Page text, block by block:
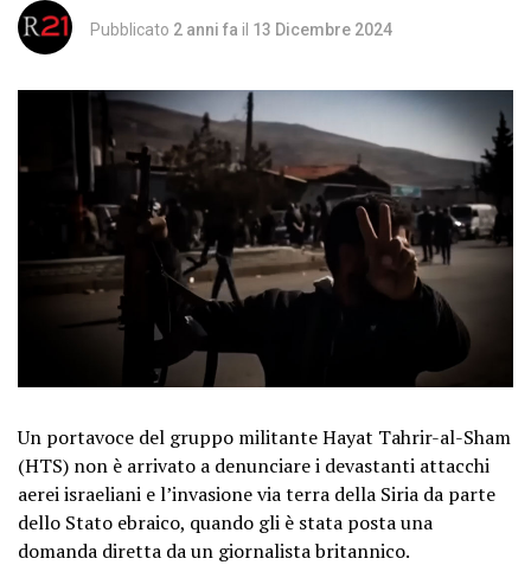
Pubblicato 2 anni fa il 13 Dicembre 2024
Un portavoce del gruppo militante Hayat Tahrir-al-Sham
(HTS) non è arrivato a denunciare i devastanti attacchi
aerei israeliani e l’invasione via terra della Siria da parte
dello Stato ebraico, quando gli è stata posta una
domanda diretta da un giornalista britannico.